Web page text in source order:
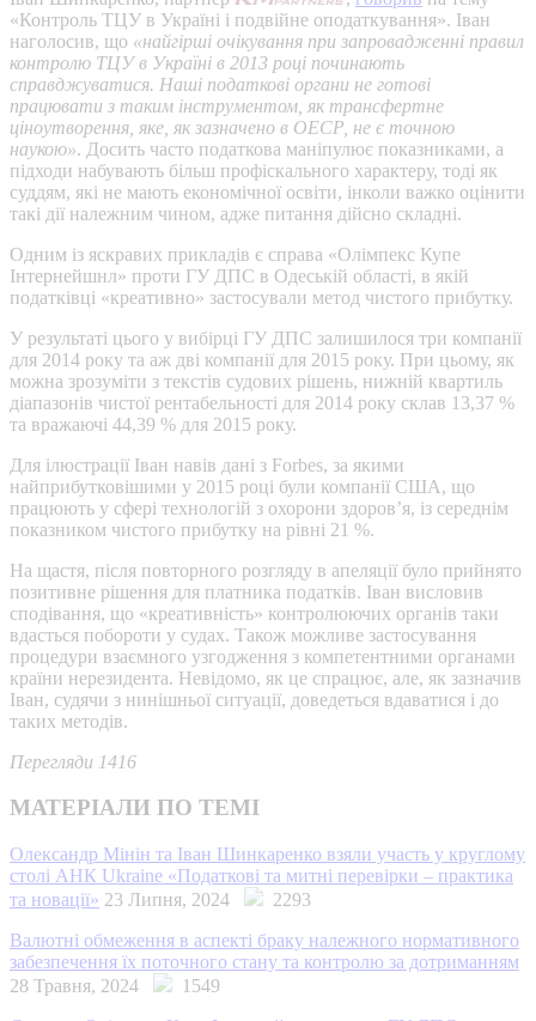
«Контроль ТЦУ в Україні і подвійне оподаткування». Іван
наголосив, що «найгірші очікування при запровадженні правил
контролю ТЦУ в Україні в 2013 році починають
справджуватися. Наші податкові органи не готові
працювати з таким інструментом, як трансфертне
ціноутворення, яке, як зазначено в ОЕСР, не є точною
наукою». Досить часто податкова маніпулює показниками, а
підходи набувають більш профіскального характеру, тоді як
суддям, які не мають економічної освіти, інколи важко оцінити
такі дії належним чином, адже питання дійсно складні.
Одним із яскравих прикладів є справа «Олімпекс Купе
Інтернейшнл» проти ГУ ДПС в Одеській області, в якій
податківці «креативно» застосували метод чистого прибутку.
У результаті цього у вибірці ГУ ДПС залишилося три компанії
для 2014 року та аж дві компанії для 2015 року. При цьому, як
можна зрозуміти з текстів судових рішень, нижній квартиль
діапазонів чистої рентабельності для 2014 року склав 13,37 %
та вражаючі 44,39 % для 2015 року.
Для ілюстрації Іван навів дані з Forbes, за якими
найприбутковішими у 2015 році були компанії США, що
працюють у сфері технологій з охорони здоров’я, із середнім
показником чистого прибутку на рівні 21 %.
На щастя, після повторного розгляду в апеляції було прийнято
позитивне рішення для платника податків. Іван висловив
сподівання, що «креативність» контролюючих органів таки
вдасться побороти у судах. Також можливе застосування
процедури взаємного узгодження з компетентними органами
країни нерезидента. Невідомо, як це спрацює, але, як зазначив
Іван, судячи з нинішньої ситуації, доведеться вдаватися і до
таких методів.
Перегляди 1416
МАТЕРІАЛИ ПО ТЕМІ
Олександр Мінін та Іван Шинкаренко взяли участь у круглому
столі АНК Ukraine «Податкові та митні перевірки – практика
та новації» 23 Липня, 2024
2293
Валютні обмеження в аспекті браку належного нормативного
забезпечення їх поточного стану та контролю за дотриманням
28 Травня, 2024
1549